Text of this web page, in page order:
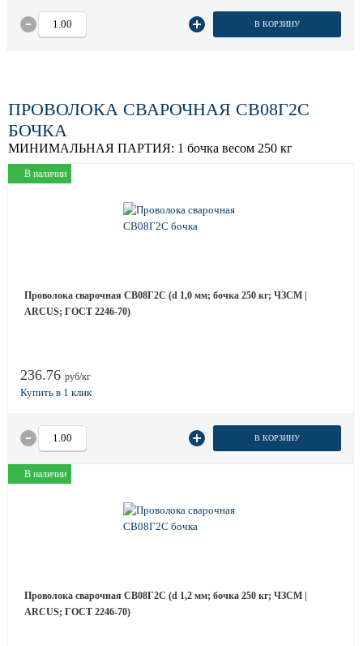
В КОРЗИНУ
ПРОВОЛОКА СВАРОЧНАЯ СВ08Г2С
БОЧКА
МИНИМАЛЬНАЯ ПАРТИЯ: 1 бочка весом 250 кг
В наличии
Проволока сварочная СВ08Г2С (d 1,0 мм; бочка 250 кг; ЧЗСМ |
ARCUS; ГОСТ 2246-70)
236.76 руб/кг
В КОРЗИНУ
В наличии
Проволока сварочная СВ08Г2С (d 1,2 мм; бочка 250 кг; ЧЗСМ |
ARCUS; ГОСТ 2246-70)